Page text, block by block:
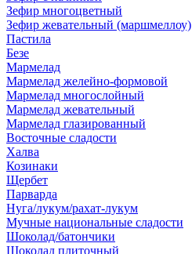
Зефир многоцветный
Зефир жевательный (маршмеллоу)
Пастила
Безе
Мармелад
Мармелад желейно-формовой
Мармелад многослойный
Мармелад жевательный
Мармелад глазированный
Восточные сладости
Халва
Козинаки
Щербет
Парварда
Нуга/лукум/рахат-лукум
Мучные национальные сладости
Шоколад/батончики
Шоколад плиточный